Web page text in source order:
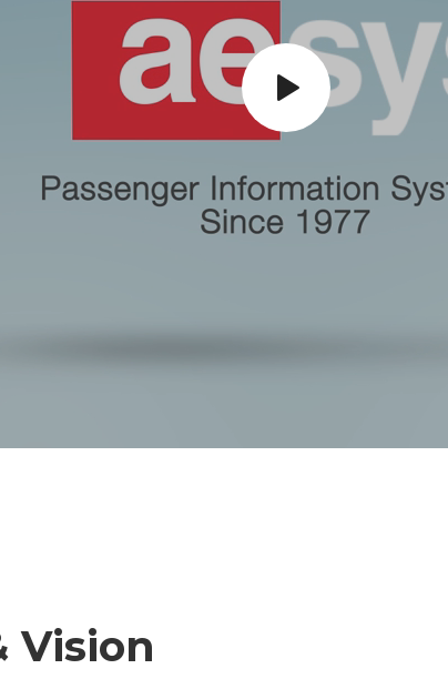
Vision